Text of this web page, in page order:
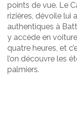
points de vue. Le
rizières, dévoile lui
authentiques à
y accède en
quatre heures, et
l’on découvre les
palmiers.